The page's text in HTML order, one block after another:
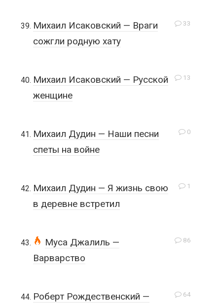
33
Михаил Исаковский — Враги
сожгли родную хату
13
Михаил Исаковский — Русской
женщине
0
Михаил Дудин — Наши песни
спеты на войне
1
Михаил Дудин — Я жизнь свою
в деревне встретил
86
Муса Джалиль —
Варварство
64
Роберт Рождественский —